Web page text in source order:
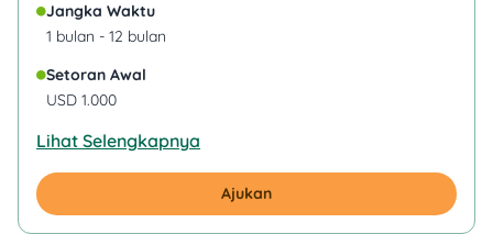
Jangka Waktu
1 bulan - 12 bulan
Setoran Awal
USD 1.000
Lihat Selengkapnya
Ajukan